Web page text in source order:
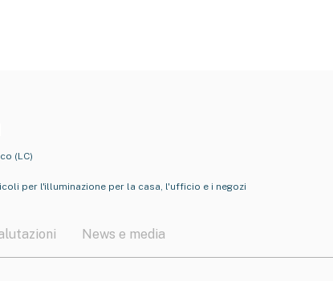
(LC)
per l'illuminazione per la casa, l'ufficio e i negozi
News e media